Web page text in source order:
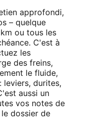
approfondi,
– quelque
ou tous les
C'est à
les
des freins,
le fluide,
durites,
aussi un
vos notes de
dossier de